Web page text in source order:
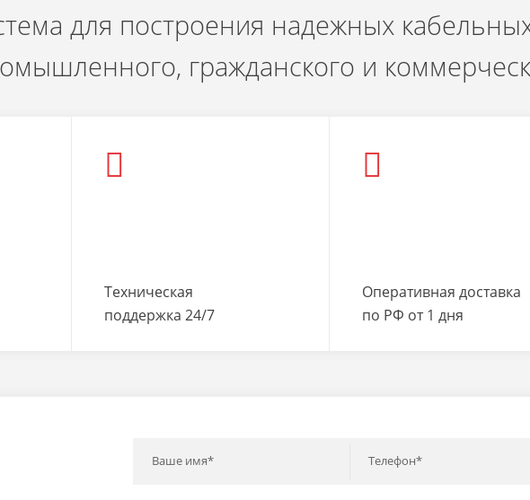
для построения надежных
гражданского и
Техническая
поддержка 24/7
Оперативная доставка
по РФ от 1 дня
Ваше имя* Телефон*